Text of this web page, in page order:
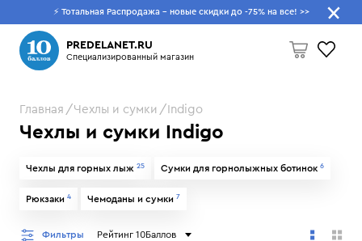
⚡ Тотальная Распродажа - новые скидки до -75% на все! >>
PREDELANET.RU
Специализированный магазин
Пусто
Что будем искать?
Главная Чехлы и сумки Indigo
Чехлы и сумки Indigo
Чехлы для горных лыж 25 Сумки для горнолыжных ботинок 6
Рюкзаки 4 Чемоданы и сумки 7
Фильтры Рейтинг 10Баллов